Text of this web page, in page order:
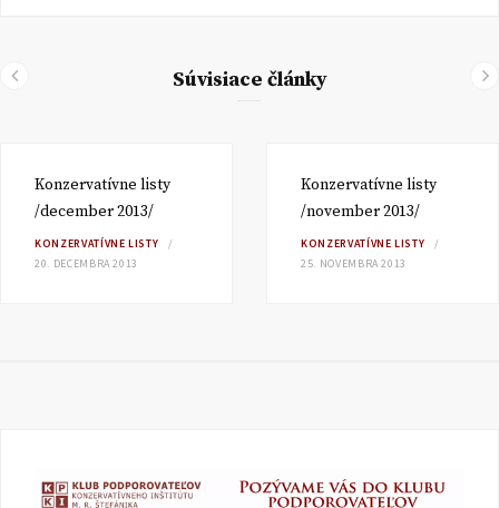
Súvisiace články
Konzervatívne listy
/december 2013/
KONZERVATÍVNE LISTY
20. DECEMBRA 2013
Konzervatívne listy
/november 2013/
KONZERVATÍVNE LISTY
25. NOVEMBRA 2013